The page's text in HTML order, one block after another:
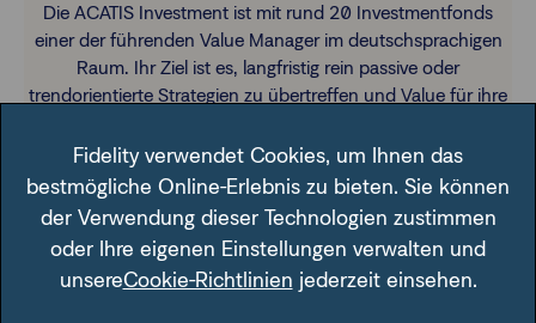
Die ACATIS Investment ist mit rund 20 Investmentfonds
einer der führenden Value Manager im deutschsprachigen
Raum. Ihr Ziel ist es, langfristig rein passive oder
trendorientierte Strategien zu übertreffen und Value für ihre
Fidelity verwendet Cookies, um Ihnen das
bestmögliche Online-Erlebnis zu bieten. Sie können
der Verwendung dieser Technologien zustimmen
oder Ihre eigenen Einstellungen verwalten und
unsereCookie-Richtlinien jederzeit einsehen.